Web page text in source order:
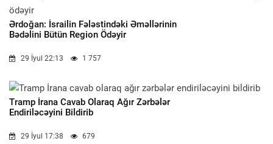
Ərdoğan: İsrailin Fələstindəki Əməllərinin
Bədəlini Bütün Region Ödəyir
29 İyul 22:13 1 757
Tramp İrana Cavab Olaraq Ağır Zərbələr
Endiriləcəyini Bildirib
29 İyul 17:38 679